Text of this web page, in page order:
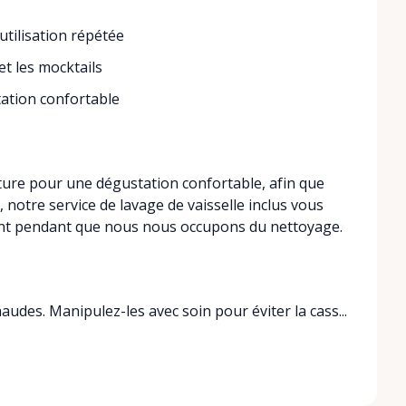
répétée
les mocktails
confortable
pour une dégustation confortable, afin que
service de lavage de vaisselle inclus vous
pendant que nous nous occupons du nettoyage.
Manipulez-les avec soin pour éviter la cass...